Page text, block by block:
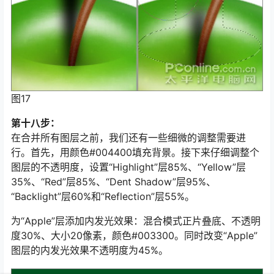
图17
第十八步：
在合并所有图层之前，我们还有一些细微的调整需要进
行。首先，用颜色#004400填充背景。接下来仔细调整个
图层的不透明度，设置“Highlight”层85%、“Yellow”层
35%、“Red”层85%、“Dent Shadow”层95%、
“Backlight”层60%和“Reflection”层55%。
为“Apple”层添加内发光效果：混合模式正片叠底、不透明
度30%、大小20像素，颜色#003300。同时改变“Apple”
图层的内发光效果不透明度为45%。